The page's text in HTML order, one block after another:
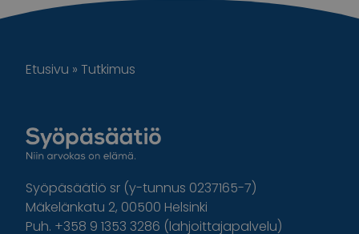
Etusivu » Tutkimus
Syöpäsäätiö sr (y-tunnus 0237165-7)
Mäkelänkatu 2, 00500 Helsinki
Puh. +358 9 1353 3286 (lahjoittajapalvelu)